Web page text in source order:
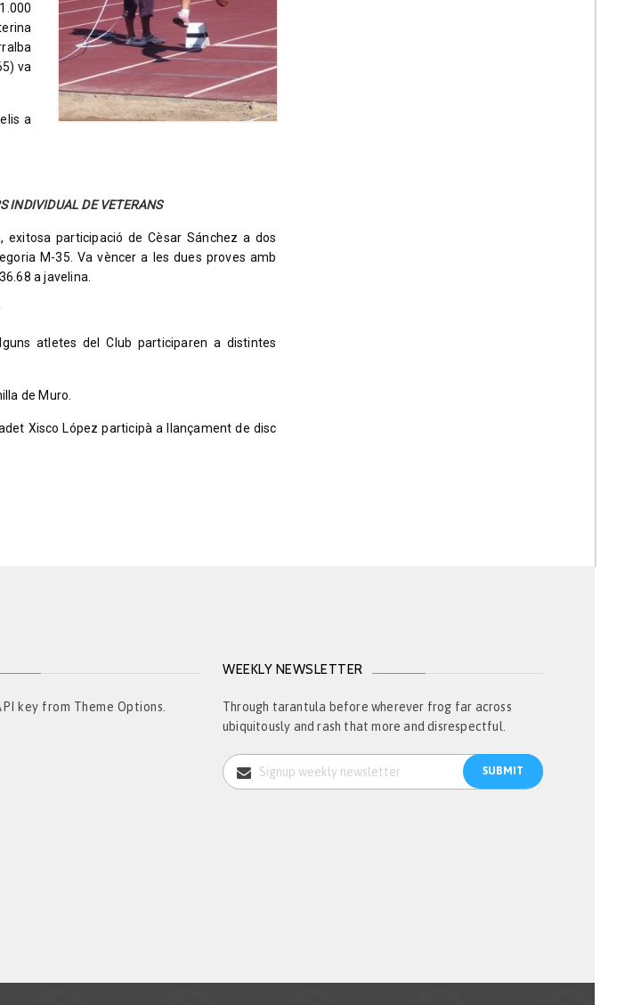
va
a
INDIVIDUAL DE VETERANS
exitosa participació de Cèsar Sánchez a dos
M-35. Va vèncer a les dues proves amb
a javelina.
atletes del Club participaren a distintes
de Muro.
Xisco López participà a llançament de disc
key from Theme Options.
WEEKLY NEWSLETTER
Through tarantula before wherever frog far across
ubiquitously and rash that more and disrespectful.